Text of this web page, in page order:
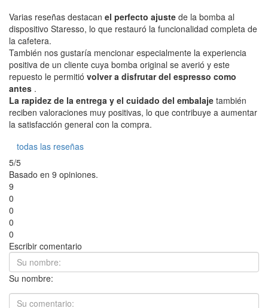
Varias reseñas destacan el perfecto ajuste de la bomba al
dispositivo Staresso, lo que restauró la funcionalidad completa de
la cafetera.
También nos gustaría mencionar especialmente la experiencia
positiva de un cliente cuya bomba original se averió y este
repuesto le permitió volver a disfrutar del espresso como
antes .
La rapidez de la entrega y el cuidado del embalaje también
reciben valoraciones muy positivas, lo que contribuye a aumentar
la satisfacción general con la compra.
todas las reseñas
5/5
Basado en 9 opiniones.
9
0
0
0
0
Escribir comentario
Su nombre: